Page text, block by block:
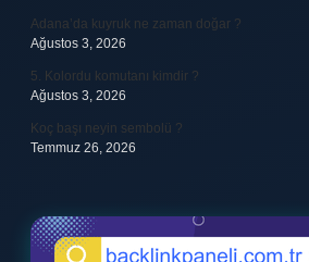
Adana’da kuyruk ne zaman doğar ?
Ağustos 3, 2026
5. Kolordu komutanı kimdir ?
Ağustos 3, 2026
Koç başı neyin sembolü ?
Temmuz 26, 2026